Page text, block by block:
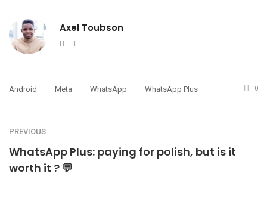
Axel Toubson
Website
Android Meta WhatsApp WhatsApp Plus 0
PREVIOUS
WhatsApp Plus: paying for polish, but is it
worth it ? 💬